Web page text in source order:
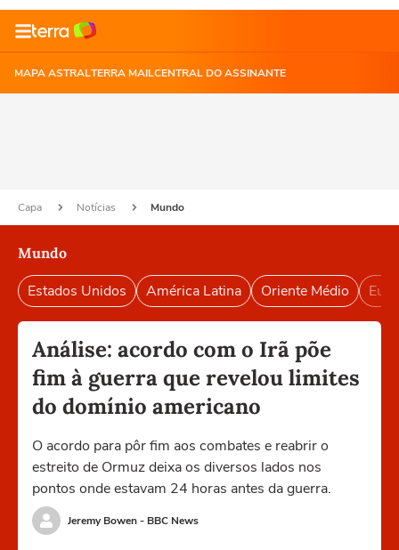
MAPA ASTRALTERRA MAILCENTRAL DO ASSINANTE
Capa Notícias Mundo
Mundo
Estados Unidos América Latina Oriente Médio
Análise: acordo com o Irã põe
fim à guerra que revelou limites
do domínio americano
O acordo para pôr fim aos combates e reabrir o
estreito de Ormuz deixa os diversos lados nos
pontos onde estavam 24 horas antes da guerra.
Jeremy Bowen - BBC News